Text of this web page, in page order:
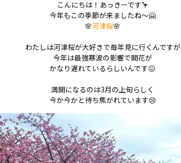
こんにちは！あっきーです🦩
今年もこの季節が来ましたね～🤗
🌸河津桜🌸
わたしは河津桜が大好きで毎年見に行くんですが
今年は最強寒波の影響で開花が
かなり遅れているらしいんです😖
満開になるのは3月の上旬らしく
今か今かと待ち焦がれています😢